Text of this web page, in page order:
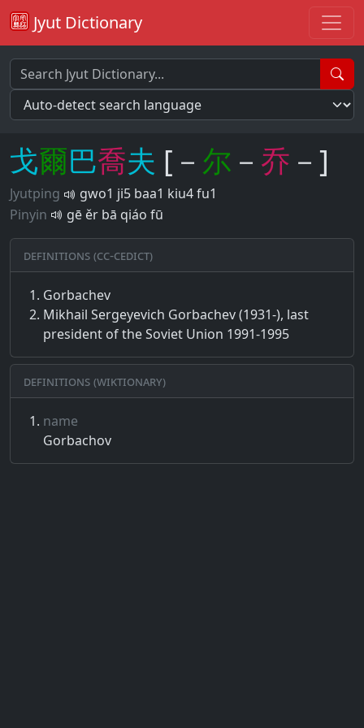
Jyut Dictionary
戈爾巴喬夫 [－ 尔 － 乔 －]
Jyutping
gwo1 ji5 baa1 kiu4 fu1
Pinyin
gē ěr bā qiáo fū
Definitions (CC-CEDICT)
Gorbachev
Mikhail Sergeyevich Gorbachev (1931-), last
president of the Soviet Union 1991-1995
Definitions (Wiktionary)
name
Gorbachov